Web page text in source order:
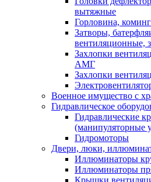
вытяжные
Горловина,
Затворы,
вентиляционные,
Захлопки
АМГ
Захлопки
Военное имущество с
Гидравлическое
Гидравлические
(манипуляторные
Гидромоторы
Двери, люки,
Иллюминаторы
Иллюминаторы
Крышки